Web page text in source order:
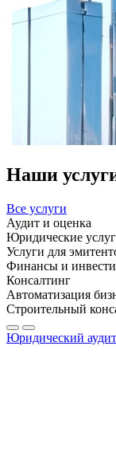
Наши
Все услуги
Аудит и оценка
Юридические
Услуги для
Финансы и
Консалтинг
Автоматизация
Строительный
Юридический аудит